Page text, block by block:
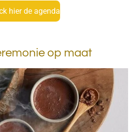
hier de agenda
op maat